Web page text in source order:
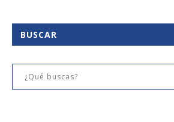
BUSCAR